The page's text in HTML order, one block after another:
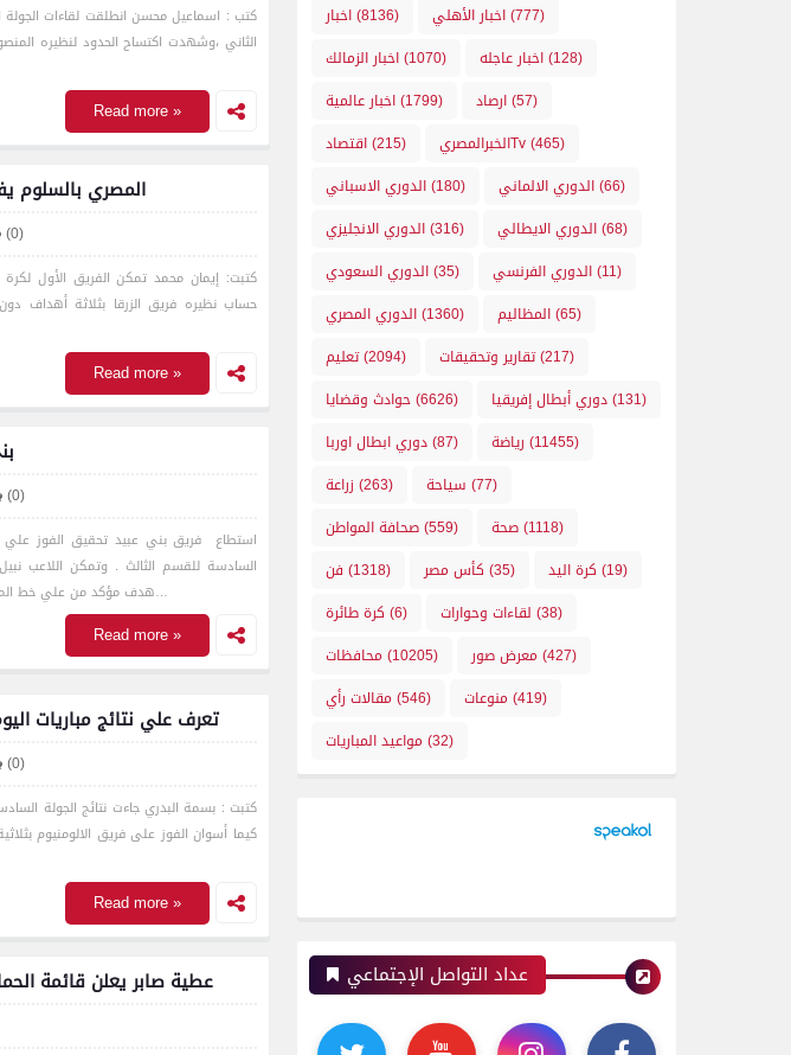
كتب : اسماعيل محسن انطلقت لقاءات الجولة
Read more »
المصري بالسلوم
(0)
كتبت: إيمان محمد تمكن الفريق الأول
حساب نظيره فريق الزرقا بثلاثة أهداف
Read more »
(0)
استطاع فريق بني عبيد تحقيق الفوز
السادسة للقسم الثالث . وتمكن اللاعب
هدف مؤكد من علي خط المرمي من تسديده قوية للاعب مياة الدقهلية. والجدي…
Read more »
تعرف علي نتائج مباريات
(0)
كتبت : بسمة البدري جاءت نتائج الجولة
كيما أسوان الفوز على فريق الالومنيوم
Read more »
عطية صابر يعلن قائمة
اخبار(8136) اخبار الأهلي(777)
اخبار الزمالك(1070) اخبار عاجله(128)
اخبار عالمية(1799) ارصاد(57)
اقتصاد(215) الخبرالمصريTv(465)
الدوري الاسباني(180) الدوري الالماني(66)
الدوري الانجليزي(316) الدوري الايطالي(68)
الدوري السعودي(35) الدوري الفرنسي(11)
الدوري المصري(1360) المظاليم(65)
تعليم(2094) تقارير وتحقيقات(217)
حوادث وقضايا(6626) دوري أبطال إفريقيا(131)
دوري ابطال اوربا(87) رياضة (11455)
زراعة (263) سياحة (77)
صحافة المواطن(559) صحة(1118)
فن (1318) كأس مصر (35) كرة اليد (19)
كرة طائرة (6) لقاءات وحوارات (38)
محافظات (10205) معرض صور (427)
مقالات رأي (546) منوعات (419)
مواعيد المباريات (32)
عداد التواصل الإجتماعي